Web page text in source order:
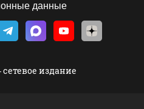
данные
издание